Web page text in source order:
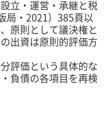
立・運営・承継と税
局・2021）385頁以
原則として議決権と
出資は原則的評価方
評価という具体的な
負債の各項目を再検